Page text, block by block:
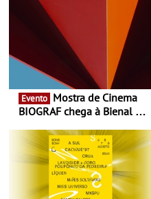
Evento
BIOGRAF chega à Bienal de
Documentário, ensaio
fílmico e práticas artísticas